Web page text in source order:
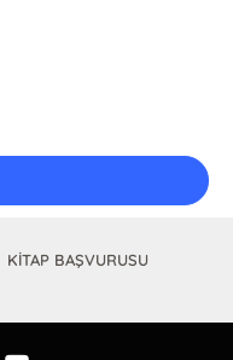
KİTAP BAŞVURUSU